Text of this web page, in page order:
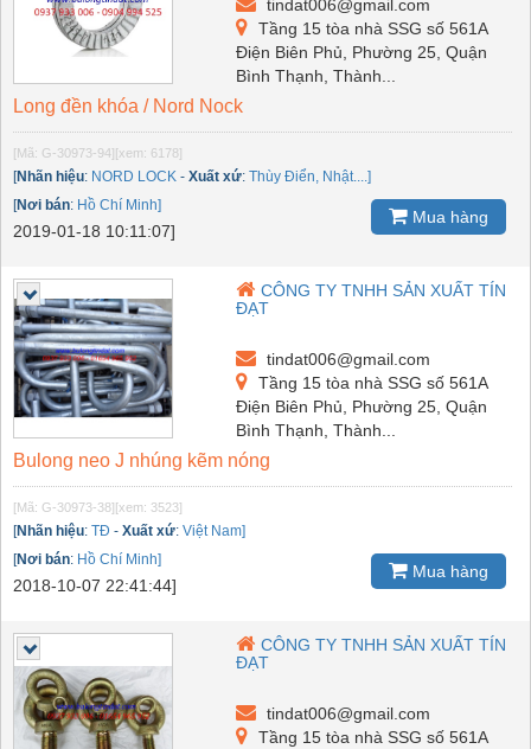
tindat006@gmail.com
Tầng 15 tòa nhà SSG số 561A
Điện Biên Phủ, Phường 25, Quận
Bình Thạnh, Thành...
Long đền khóa / Nord Nock
[Mã: G-30973-94][xem: 6178]
[Nhãn hiệu: NORD LOCK - Xuất xứ: Thùy Điển, Nhật....]
[Nơi bán: Hồ Chí Minh]
2019-01-18 10:11:07]
Mua hàng
CÔNG TY TNHH SẢN XUẤT TÍN
ĐẠT
tindat006@gmail.com
Tầng 15 tòa nhà SSG số 561A
Điện Biên Phủ, Phường 25, Quận
Bình Thạnh, Thành...
Bulong neo J nhúng kẽm nóng
[Mã: G-30973-38][xem: 3523]
[Nhãn hiệu: TĐ - Xuất xứ: Việt Nam]
[Nơi bán: Hồ Chí Minh]
2018-10-07 22:41:44]
Mua hàng
CÔNG TY TNHH SẢN XUẤT TÍN
ĐẠT
tindat006@gmail.com
Tầng 15 tòa nhà SSG số 561A